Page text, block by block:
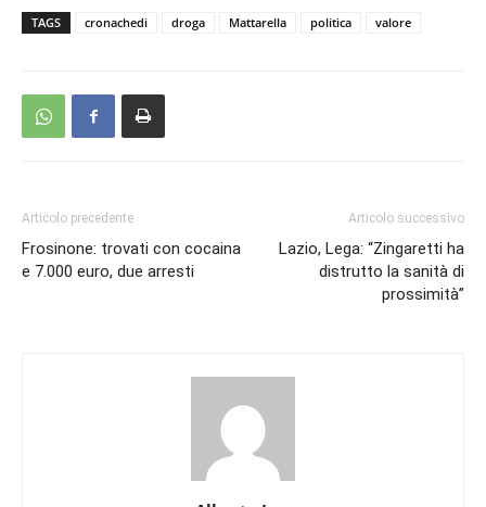
TAGS cronachedi droga Mattarella politica valore
Articolo precedente
Frosinone: trovati con cocaina
e 7.000 euro, due arresti
Articolo successivo
Lazio, Lega: “Zingaretti ha
distrutto la sanità di
prossimità”